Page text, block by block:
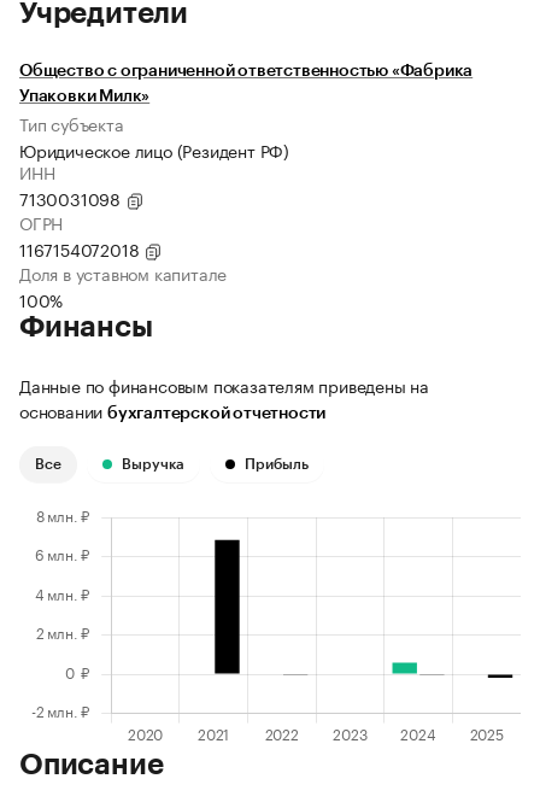
Учредители
Общество с ограниченной ответственностью «Фабрика
Упаковки Милк»
Тип субъекта
Юридическое лицо (Резидент РФ)
ИНН
7130031098
ОГРН
1167154072018
Доля в уставном капитале
100%
Финансы
Данные по финансовым показателям приведены на
основании бухгалтерской отчетности
Все Выручка Прибыль
Описание